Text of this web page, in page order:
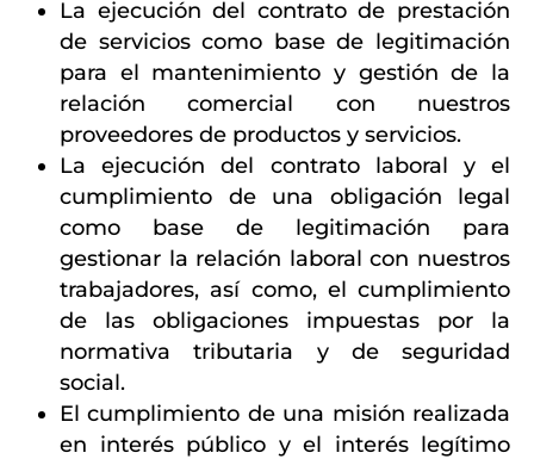
La ejecución del contrato de prestación
de servicios como base de legitimación
para el mantenimiento y gestión de la
relación comercial con nuestros
proveedores de productos y servicios.
La ejecución del contrato laboral y el
cumplimiento de una obligación legal
como base de legitimación para
gestionar la relación laboral con nuestros
trabajadores, así como, el cumplimiento
de las obligaciones impuestas por la
normativa tributaria y de seguridad
social.
El cumplimiento de una misión realizada
en interés público y el interés legítimo